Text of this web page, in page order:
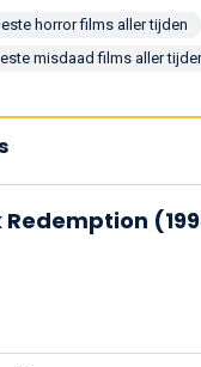
horror films aller tijden
misdaad films aller
Redemption